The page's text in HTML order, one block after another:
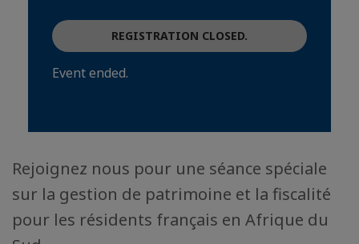
REGISTRATION CLOSED.
Event ended.
Rejoignez nous pour une séance spéciale
sur la gestion de patrimoine et la fiscalité
pour les résidents français en Afrique du